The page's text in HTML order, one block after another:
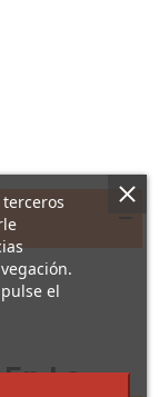
La
el